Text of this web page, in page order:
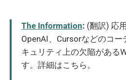
The Information: (翻訳) 応
OpenAI、Cursorなどのコ
キュリティ上の欠陥がある
す。詳細はこちら。